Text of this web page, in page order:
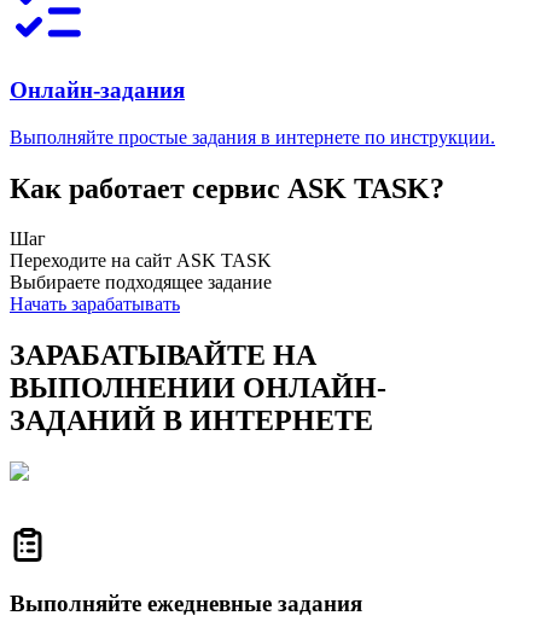
Онлайн-задания
Выполняйте простые задания в интернете по инструкции.
Как работает сервис ASK TASK?
Шаг
Переходите на сайт ASK TASK
Выбираете подходящее задание
Начать зарабатывать
ЗАРАБАТЫВАЙТЕ НА
ВЫПОЛНЕНИИ ОНЛАЙН-
ЗАДАНИЙ В ИНТЕРНЕТЕ
Выполняйте ежедневные задания